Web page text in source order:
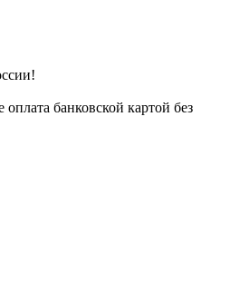
банковской картой без